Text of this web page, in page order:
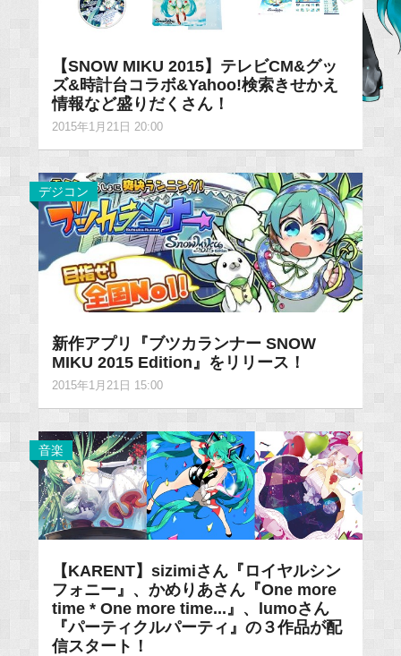
【SNOW MIKU 2015】テレビCM&グッ
ズ&時計台コラボ&Yahoo!検索きせかえ
情報など盛りだくさん！
2015年1月21日 20:00
デジコン
新作アプリ『ブツカランナー SNOW
MIKU 2015 Edition』をリリース！
2015年1月21日 15:00
音楽
【KARENT】sizimiさん『ロイヤルシン
フォニー』、かめりあさん『One more
time * One more time...』、lumoさん
『パーティクルパーティ』の３作品が配
信スタート！